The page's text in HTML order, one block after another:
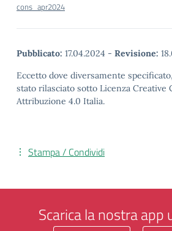
cons_apr2024
Pubblicato: 17.04.2024 - Revisione:
Eccetto dove diversamente
stato rilasciato sotto Licenza Creative
Attribuzione 4.0 Italia.
Stampa / Condividi
Scarica la nostra app